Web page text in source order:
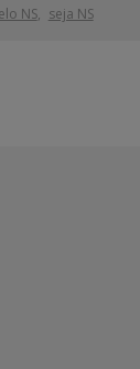
NS, seja NS